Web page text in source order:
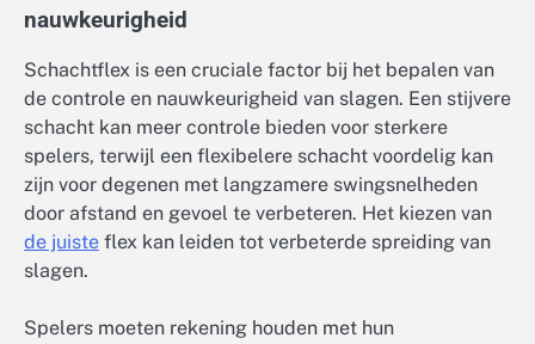
nauwkeurigheid
Schachtflex is een cruciale factor bij het bepalen van
de controle en nauwkeurigheid van slagen. Een stijvere
schacht kan meer controle bieden voor sterkere
spelers, terwijl een flexibelere schacht voordelig kan
zijn voor degenen met langzamere swingsnelheden
door afstand en gevoel te verbeteren. Het kiezen van
de juiste flex kan leiden tot verbeterde spreiding van
slagen.
Spelers moeten rekening houden met hun